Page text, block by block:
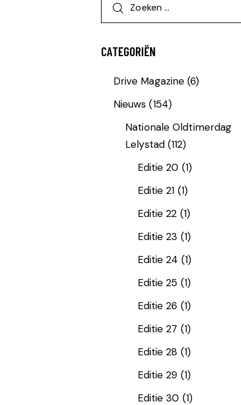
CATEGORIËN
Drive Magazine (6)
Nieuws (154)
Nationale Oldtimerdag
Lelystad(112)
Editie 20 (1)
Editie 21 (1)
Editie 22 (1)
Editie 23 (1)
Editie 24 (1)
Editie 25 (1)
Editie 26 (1)
Editie 27 (1)
Editie 28 (1)
Editie 29 (1)
Editie 30 (1)